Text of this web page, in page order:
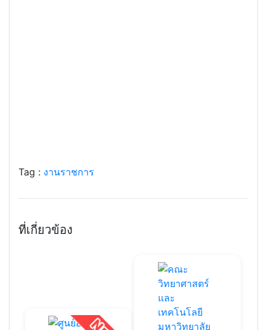
Tag : งานราชการ
ที่เกี่ยวข้อง